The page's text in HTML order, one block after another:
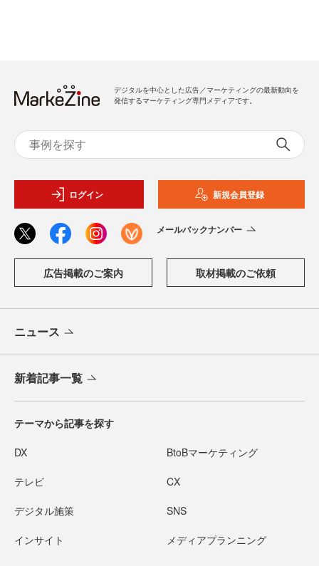
デジタルを中心とした広告／マーケティングの最新動向を
発信するマーケティング専門メディアです。
ログイン 新規会員登録
メールバックナンバー
広告掲載のご案内 取材掲載のご依頼
ニュース
新着記事一覧
テーマから記事を探す
DX BtoBマーケティング
テレビ CX
デジタル施策 SNS
インサイト メディアプランニング